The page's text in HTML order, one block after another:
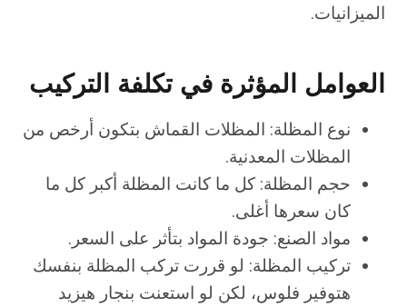
الميزانيات.
العوامل المؤثرة في تكلفة التركيب
نوع المظلة: المظلات القماش بتكون أرخص من
المظلات المعدنية.
حجم المظلة: كل ما كانت المظلة أكبر كل ما
كان سعرها أغلى.
مواد الصنع: جودة المواد بتأثر على السعر.
تركيب المظلة: لو قررت تركب المظلة بنفسك
هتوفير فلوس، لكن لو استعنت بنجار هيزيد